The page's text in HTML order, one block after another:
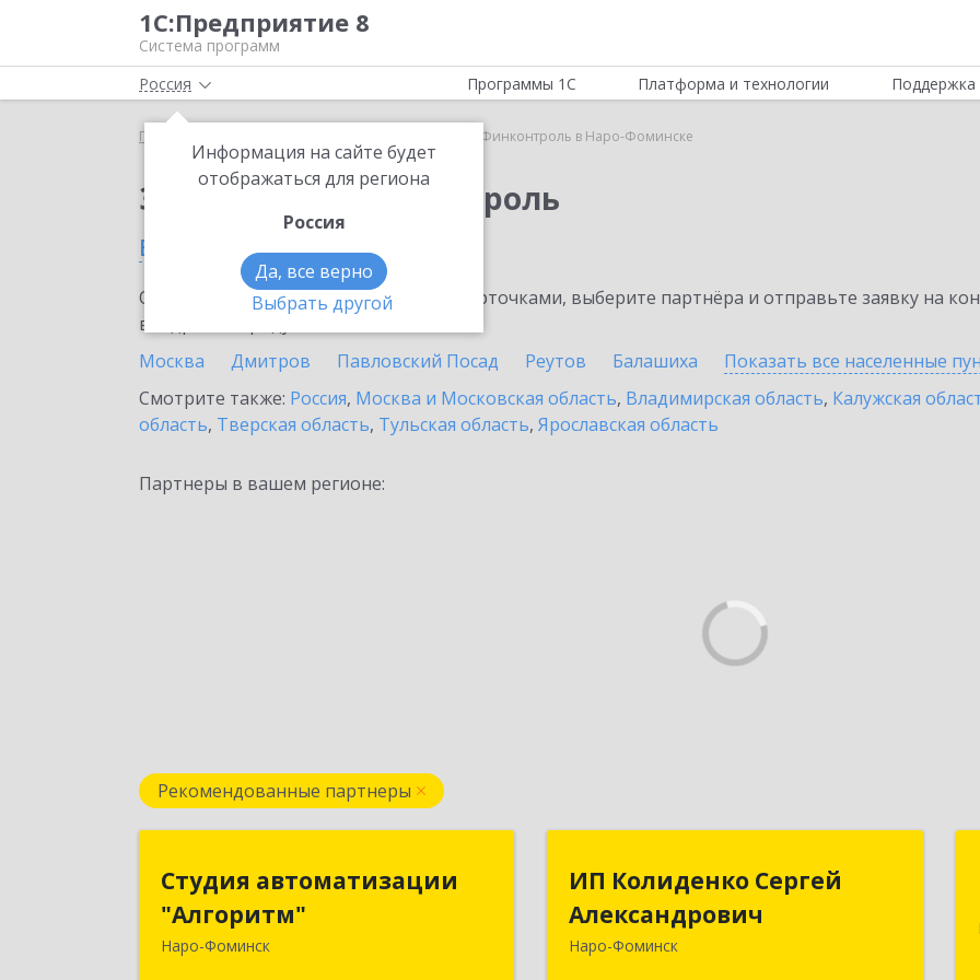
1С:Предприятие 8
Система программ
Россия
Информация на сайте будет
отображаться для региона
Россия
Да, все верно
Выбрать другой
Программы 1С Платформа и технологии Поддержка
Главная 1С-Финконтроль в Наро-Фоминске
Заказать 1С-Финконтроль
в Наро-Фоминске
Ознакомьтесь с информационными карточками, выберите партнёра и отправьте заявку на
внедрение продукта.
Москва
Дмитров Павловский Посад Реутов Балашиха Показать все населенные
Смотрите также: Россия, Москва и Московская область, Владимирская область, Калужская
область, Тверская область, Тульская область, Ярославская область
Партнеры в вашем регионе:
Рекомендованные партнеры
Студия автоматизации
"Алгоритм"
Наро-Фоминск
"Алгоритм"
143306, Московская обл, г.о. Наро-
ИП Колиденко Сергей
Александрович
Наро-Фоминск
ИП Колиденко Сергей
Александрович
143300, Московская обл, Наро-